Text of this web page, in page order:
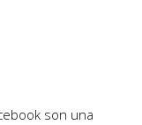
son una